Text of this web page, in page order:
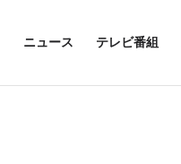
ニュース テレビ番組